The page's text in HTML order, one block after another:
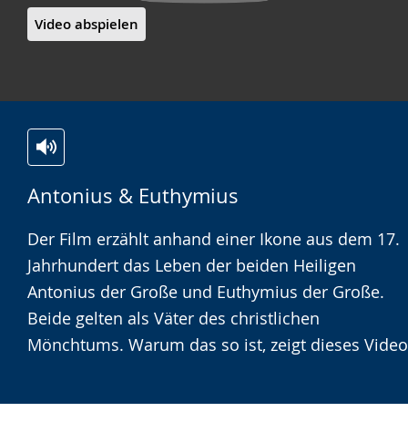
Video abspielen
Antonius & Euthymius
Leichten
Sprache
wechseln.
Audio-
Unterstützung.
Video
in
Deutscher
Gebärdensprache
wird
angezeigt.
Der Film erzählt anhand einer Ikone aus dem 17.
Jahrhundert das Leben der beiden Heiligen
Antonius der Große und Euthymius der Große.
Beide gelten als Väter des christlichen
Mönchtums. Warum das so ist, zeigt dieses Video